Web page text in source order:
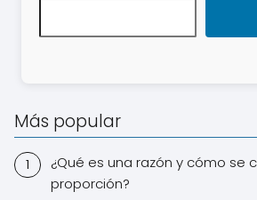
Más popular
¿Qué es una razón y cómo se
proporción?